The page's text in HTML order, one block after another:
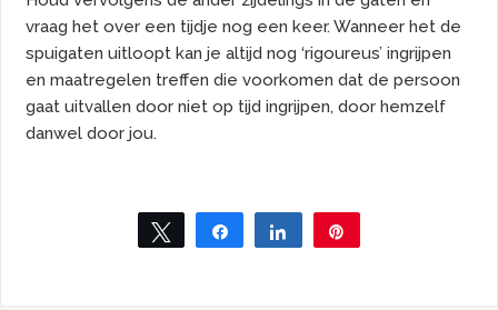
vraag het over een tijdje nog een keer. Wanneer het de
spuigaten uitloopt kan je altijd nog ‘rigoureus’ ingrijpen
en maatregelen treffen die voorkomen dat de persoon
gaat uitvallen door niet op tijd ingrijpen, door hemzelf
danwel door jou.
Tweet Share Share